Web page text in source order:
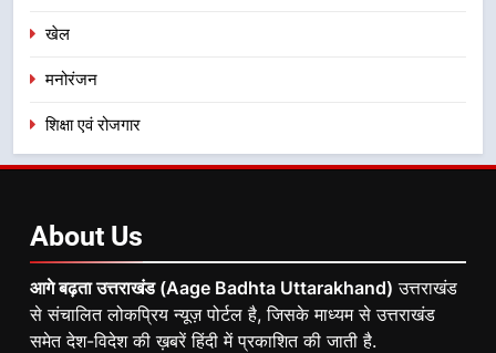
खेल
मनोरंजन
शिक्षा एवं रोजगार
About Us
आगे बढ़ता उत्तराखंड (Aage Badhta Uttarakhand) उत्तराखंड
से संचालित लोकप्रिय न्यूज़ पोर्टल है, जिसके माध्यम से उत्तराखंड
समेत देश-विदेश की ख़बरें हिंदी में प्रकाशित की जाती है.